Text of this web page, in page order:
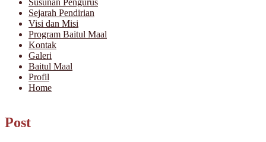
Susunan Pengurus
Sejarah Pendirian
Visi dan Misi
Program Baitul Maal
Kontak
Galeri
Baitul Maal
Profil
Home
Post